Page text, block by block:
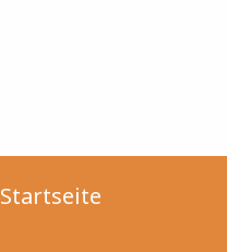
Startseite